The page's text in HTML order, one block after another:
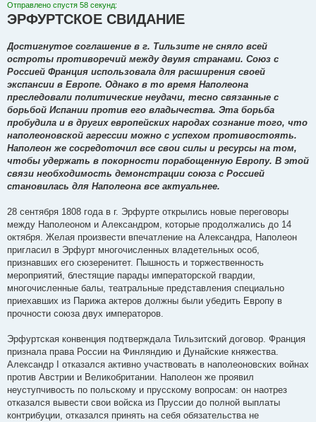
Отправлено спустя 58 секунд:
ЭРФУРТСКОЕ СВИДАНИЕ
Достигнутое соглашение в г. Тильзите не сняло всей
остроты противоречий между двумя странами. Союз с
Россией Франция использовала для расширения своей
экспансии в Европе. Однако в то время Наполеона
преследовали политические неудачи, тесно связанные с
борьбой Испании против его владычества. Эта борьба
пробудила и в других европейских народах сознание того, что
наполеоновской агрессии можно с успехом противостоять.
Наполеон же сосредоточил все свои силы и ресурсы на том,
чтобы удержать в покорности порабощенную Европу. В этой
связи необходимость демонстрации союза с Россией
становилась для Наполеона все актуальнее.
28 сентября 1808 года в г. Эрфурте открылись новые переговоры
между Наполеоном и Александром, которые продолжались до 14
октября. Желая произвести впечатление на Александра, Наполеон
пригласил в Эрфурт многочисленных владетельных особ,
признавших его сюзеренитет. Пышность и торжественность
мероприятий, блестящие парады императорской гвардии,
многочисленные балы, театральные представления специально
приехавших из Парижа актеров должны были убедить Европу в
прочности союза двух императоров.
Эрфуртская конвенция подтверждала Тильзитский договор. Франция
признала права России на Финляндию и Дунайские княжества.
Александр I отказался активно участвовать в наполеоновских войнах
против Австрии и Великобритании. Наполеон же проявил
неуступчивость по польскому и прусскому вопросам: он наотрез
отказался вывести свои войска из Пруссии до полной выплаты
контрибуции, отказался принять на себя обязательства не